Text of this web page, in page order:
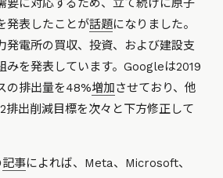
要に対応するため、立て続けに原子
発表したことが話題になりました。
発電所の買収、投資、および建設支
みを発表しています。Googleは2019
の排出量を48%増加させており、他
排出削減目標を次々と下方修正して
記事によれば、Meta、Microsoft、